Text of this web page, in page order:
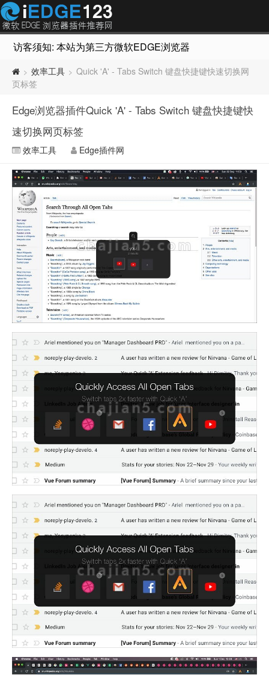
访客须知: 本站为第三方微软EDGE浏览器插件推荐网站，
> 效率工具 > Quick 'A' - Tabs Switch 键盘快捷键快速切换网
页标签
Edge浏览器插件Quick 'A' - Tabs Switch 键盘快捷键快
速切换网页标签
效率工具 Edge插件网